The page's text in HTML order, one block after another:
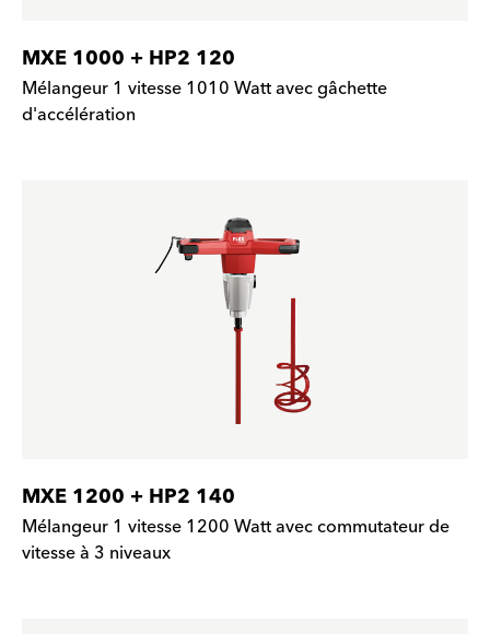
MXE 1000 + HP2 120
Mélangeur 1 vitesse 1010 Watt avec gâchette
d'accélération
MXE 1200 + HP2 140
Mélangeur 1 vitesse 1200 Watt avec commutateur de
vitesse à 3 niveaux